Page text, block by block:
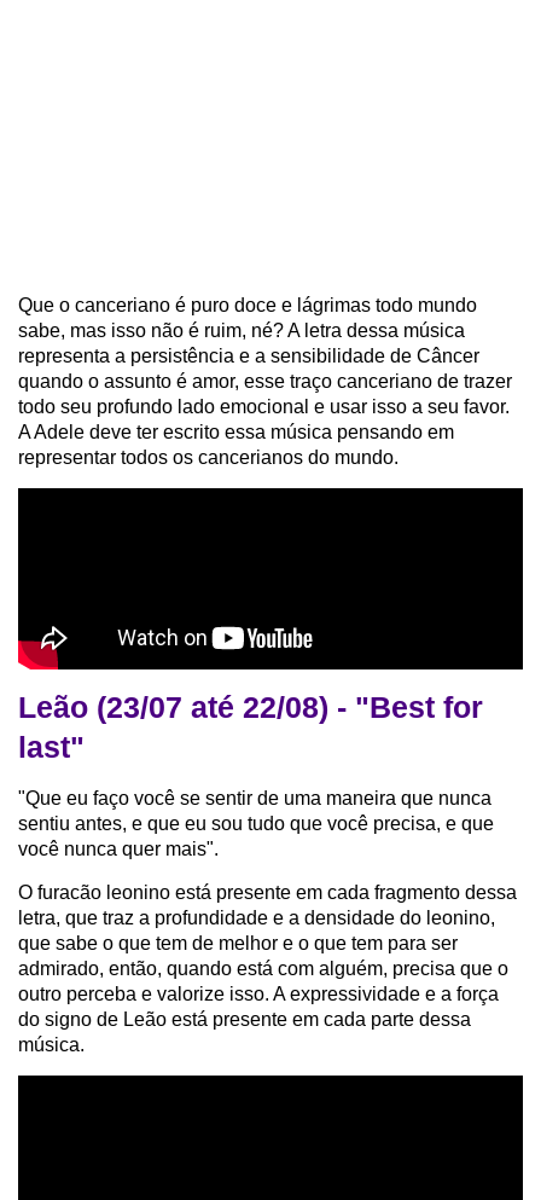
Que o canceriano é puro doce e lágrimas todo mundo
sabe, mas isso não é ruim, né? A letra dessa música
representa a persistência e a sensibilidade de Câncer
quando o assunto é amor, esse traço canceriano de trazer
todo seu profundo lado emocional e usar isso a seu favor.
A Adele deve ter escrito essa música pensando em
representar todos os cancerianos do mundo.
Leão (23/07 até 22/08) - "Best for
last"
"Que eu faço você se sentir de uma maneira que nunca
sentiu antes, e que eu sou tudo que você precisa, e que
você nunca quer mais".
O furacão leonino está presente em cada fragmento dessa
letra, que traz a profundidade e a densidade do leonino,
que sabe o que tem de melhor e o que tem para ser
admirado, então, quando está com alguém, precisa que o
outro perceba e valorize isso. A expressividade e a força
do signo de Leão está presente em cada parte dessa
música.